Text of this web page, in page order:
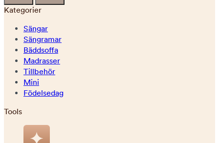
Kategorier
Sängar
Sängramar
Bäddsoffa
Madrasser
Tillbehör
Mini
Födelsedag
Tools